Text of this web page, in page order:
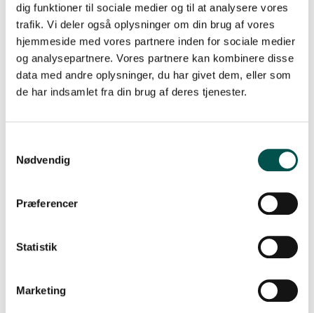
dig funktioner til sociale medier og til at analysere vores
trafik. Vi deler også oplysninger om din brug af vores
hjemmeside med vores partnere inden for sociale medier
og analysepartnere. Vores partnere kan kombinere disse
data med andre oplysninger, du har givet dem, eller som
de har indsamlet fra din brug af deres tjenester.
Nødvendig
Præferencer
Statistik
Marketing
klinikken ind på et lidt mere ”nørdet” forskningsområde
har været udfordrende. Genetik er et felt, hvor vi er
afhængige af et velfungerende samarbejde mellem
forskere fra flere forskellige fagområder, og med
forankringen i CAG ROAD har jeg følt mig bedre klædt
på til at indgå i et sådant samarbejde. Som ph.d.-
konkret ved de fire flotte symposier, der har været
de givet enestående muligheder for at lære af nogle af
de dygtigste på området, og særligt belysningen af
inspirerende. Jeg tror, vi har mange spændende
Cecilie Henkel
10.05.2022